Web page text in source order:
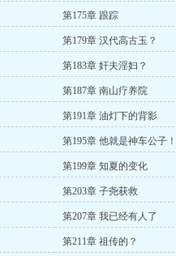
第175章 跟踪
第179章 汉代高古玉？
第183章 奸夫淫妇？
第187章 南山疗养院
第191章 油灯下的背影
第195章 他就是神车公子！
第199章 知夏的变化
第203章 子尧获救
第207章 我已经有人了
第211章 祖传的？